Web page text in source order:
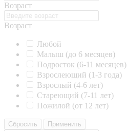
Возраст
Возраст
Любой
Малыш (до 6 месяцев)
Подросток (6-11 месяцев)
Взрослеющий (1-3 года)
Взрослый (4-6 лет)
Стареющий (7-11 лет)
Пожилой (от 12 лет)
Сбросить Применить